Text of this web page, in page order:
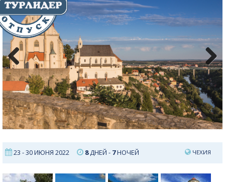
Previous Next
23 - 30 ИЮНЯ 2022 8ДНЕЙ - 7НОЧЕЙ ЧЕХИЯ